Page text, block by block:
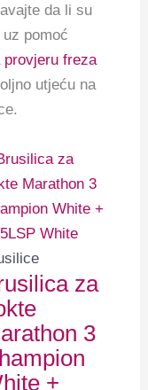
da li su
pomoć
freza
utjeću na
za
3
+